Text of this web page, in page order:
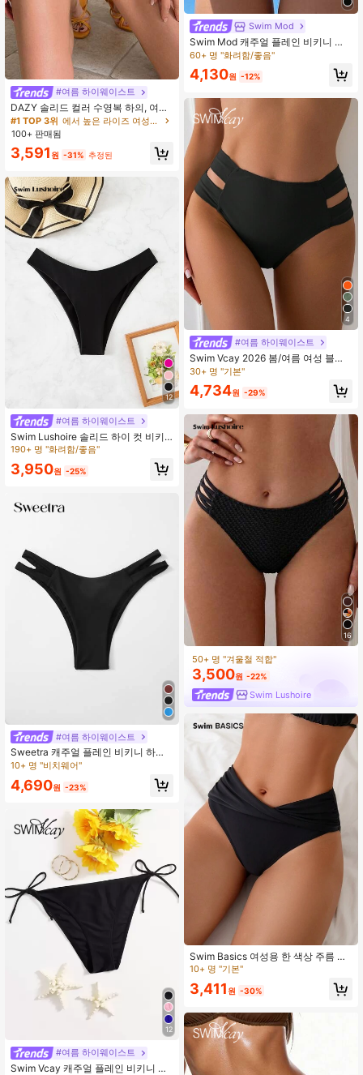
#여름 하이웨이스트
DAZY 솔리드 컬러 수영복 하의, 여름
해변 여성 의상
#1 TOP 3위
에서 높은 라이즈 여성용 비키니 하의
20+ 명 "비치웨어"
#1 TOP 3위
에서 높은 라이즈 여성용 비키니 하의
20+ 명 "비치웨어"
#1 TOP 3위
에서 높은 라이즈 여성용 비키니 하의
20+ 명 "비치웨어"
#1 TOP 3위
20+ 명 "비치웨어"
100+ 판매됨
3,591 원 -31% 추정된
12
#여름 하이웨이스트
Swim Lushoire 솔리드 하이 컷 비키
니 하의
190+ 명 "화려함/좋음"
3,950원 -25%
#여름 하이웨이스트
Sweetra 캐주얼 플레인 비키니 하의
컷아웃
10+ 명 "비치웨어"
4,690원 -23%
12
#여름 하이웨이스트
Swim Vcay 캐주얼 플레인 비키니 하
Swim Mod
Swim Mod 캐주얼 플레인 비키니 하
의 컷아웃
60+ 명 "화려함/좋음"
4,130원 -12%
4
#여름 하이웨이스트
Swim Vcay 2026 봄/여름 여성 블랙
사이드 하이컷 홀로 디자인 섹시 비키
30+ 명 "기본"
4,734원 -29%
16
50+ 명 "겨울철 적합"
3,500원 -22%
Swim Lushoire
Swim Basics 여성용 한 색상 주름 비
키니 하의 카니발
10+ 명 "기본"
3,411 원 -30%